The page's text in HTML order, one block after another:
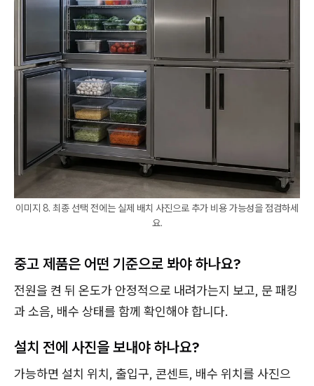
이미지 8. 최종 선택 전에는 실제 배치 사진으로 추가 비용 가능성을 점검하세
요.
중고 제품은 어떤 기준으로 봐야 하나요?
전원을 켠 뒤 온도가 안정적으로 내려가는지 보고, 문 패킹
과 소음, 배수 상태를 함께 확인해야 합니다.
설치 전에 사진을 보내야 하나요?
가능하면 설치 위치, 출입구, 콘센트, 배수 위치를 사진으